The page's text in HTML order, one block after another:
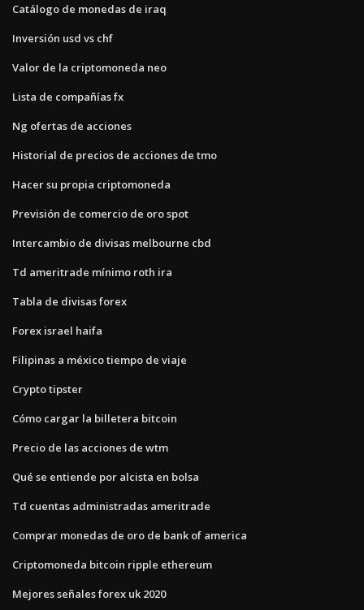
Catálogo de monedas de iraq
Inversión usd vs chf
Valor de la criptomoneda neo
Lista de compañías fx
Ng ofertas de acciones
Historial de precios de acciones de tmo
Hacer su propia criptomoneda
Previsión de comercio de oro spot
Intercambio de divisas melbourne cbd
Td ameritrade mínimo roth ira
Tabla de divisas forex
Forex israel haifa
Filipinas a méxico tiempo de viaje
Crypto tipster
Cómo cargar la billetera bitcoin
Precio de las acciones de wtm
Qué se entiende por alcista en bolsa
Td cuentas administradas ameritrade
Comprar monedas de oro de bank of america
Criptomoneda bitcoin ripple ethereum
Mejores señales forex uk 2020